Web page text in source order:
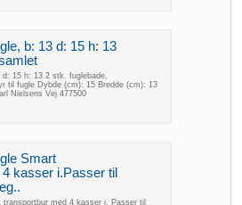
b: 13 d: 15 h: 13
15 h: 13 2 stk. fuglebade,
til fugle Dybde (cm): 15 Bredde (cm): 13
Nielsens Vej 477500
Smart
kasser i.Passer til
med 4 kasser i. Passer til